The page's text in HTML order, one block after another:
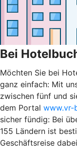
Bei
Möchten Sie bei
ganz einfach: Mit
zwischen fünf und
dem Portal www.vr-
sicher fündig: Bei
155 Ländern ist
Geschäftsreise